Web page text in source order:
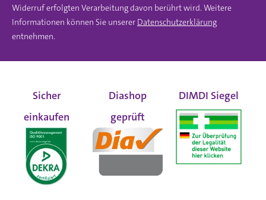
Widerruf erfolgten Verarbeitung davon berührt wird. Weitere
Informationen können Sie unserer Datenschutzerklärung
entnehmen.
Sicher
einkaufen
Diashop
geprüft
DIMDI Siegel